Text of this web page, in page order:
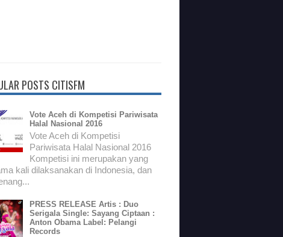
POSTS CITISFM
Vote Aceh di Kompetisi Pariwisata
Halal Nasional 2016
Vote Aceh di Kompetisi
Pariwisata Halal Nasional 2016
Kompetisi ini merupakan yang
kali dilaksanakan di Indonesia, dan
PRESS RELEASE Artis : Duo
Serigala Single: Sayang Ciptaan :
Anton Obama Label: Pelangi
Records